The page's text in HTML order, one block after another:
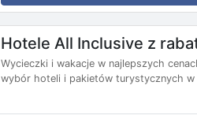
Hotele All Inclusive z
Wycieczki i wakacje w najlepszych
wybór hoteli i pakietów turystycznych w